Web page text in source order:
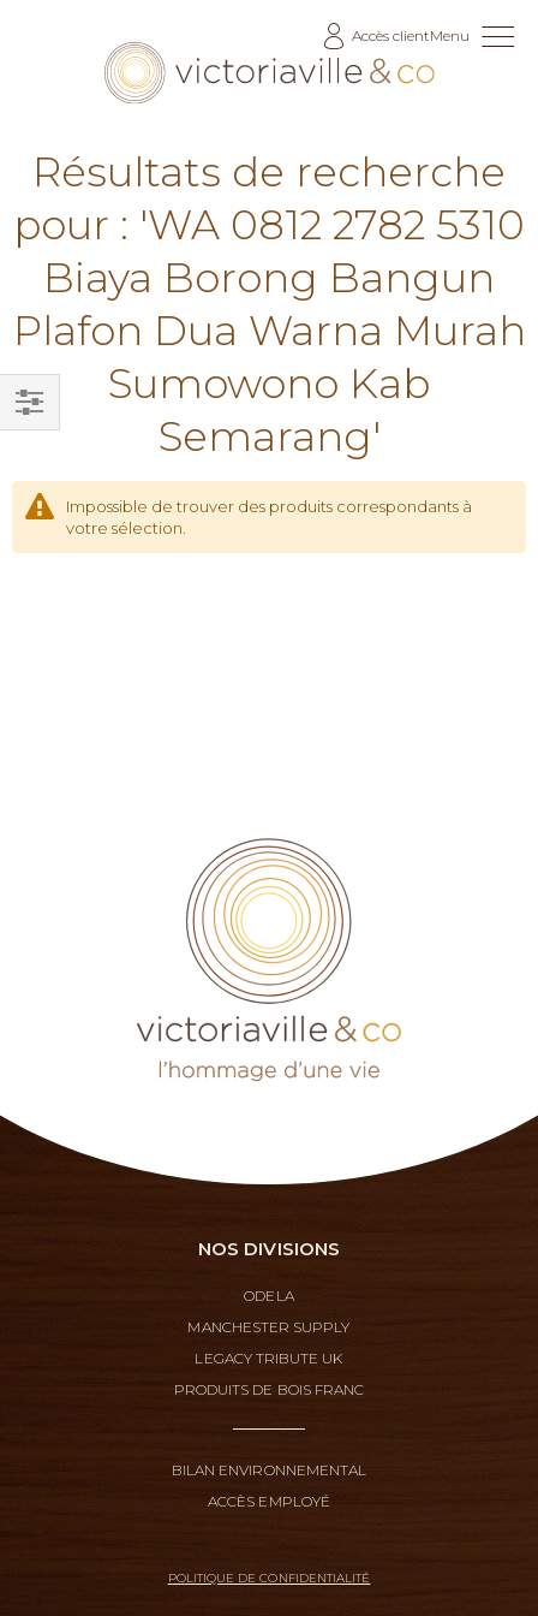
Accès clientMenu
Résultats de recherche
pour : 'WA 0812 2782 5310
Biaya Borong Bangun
Plafon Dua Warna Murah
Sumowono Kab
Semarang'
Impossible de trouver des produits correspondants à
votre sélection.
Filtrer
NOS DIVISIONS
ODELA
MANCHESTER SUPPLY
LEGACY TRIBUTE UK
PRODUITS DE BOIS FRANC
BILAN ENVIRONNEMENTAL
ACCÈS EMPLOYÉ
POLITIQUE DE CONFIDENTIALITÉ